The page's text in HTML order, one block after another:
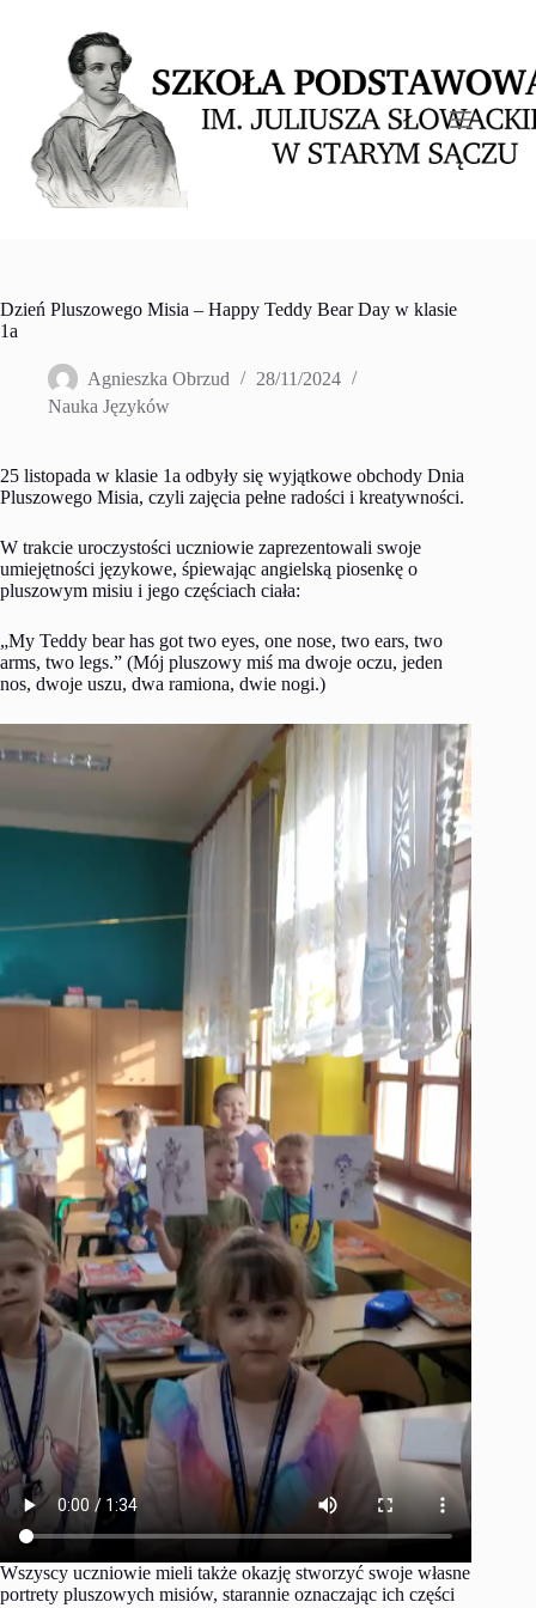
Dzień Pluszowego Misia – Happy Teddy Bear Day w klasie
1a
Agnieszka Obrzud
28/11/2024
Nauka Języków
25 listopada w klasie 1a odbyły się wyjątkowe obchody Dnia
Pluszowego Misia, czyli zajęcia pełne radości i kreatywności.
W trakcie uroczystości uczniowie zaprezentowali swoje
umiejętności językowe, śpiewając angielską piosenkę o
pluszowym misiu i jego częściach ciała:
„My Teddy bear has got two eyes, one nose, two ears, two
arms, two legs.” (Mój pluszowy miś ma dwoje oczu, jeden
nos, dwoje uszu, dwa ramiona, dwie nogi.)
Wszyscy uczniowie mieli także okazję stworzyć swoje własne
portrety pluszowych misiów, starannie oznaczając ich części